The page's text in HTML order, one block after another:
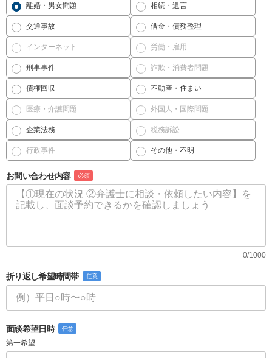
離婚・男女問題 相続・遺言
交通事故 借金・債務整理
インターネット 労働・雇用
刑事事件 詐欺・消費者問題
債権回収 不動産・住まい
医療・介護問題 外国人・国際問題
企業法務 税務訴訟
行政事件 その他・不明
お問い合わせ内容 必須
0/1000
折り返し希望時間帯 任意
面談希望日時 任意
第一希望